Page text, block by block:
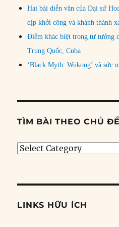
Hai bài diễn văn của Đại sứ
dịp khởi công và khánh thành
Điểm khác biệt trong tư tưởng
Trung Quốc, Cuba
‘Black Myth: Wukong’ và sức
TÌM BÀI THEO CHỦ ĐỀ
Tìm
đề
LINKS HỮU ÍCH